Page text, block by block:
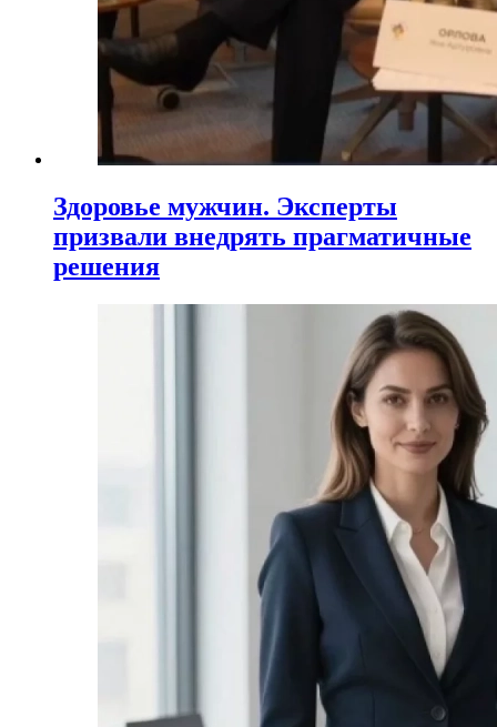
Здоровье мужчин. Эксперты
призвали внедрять прагматичные
решения